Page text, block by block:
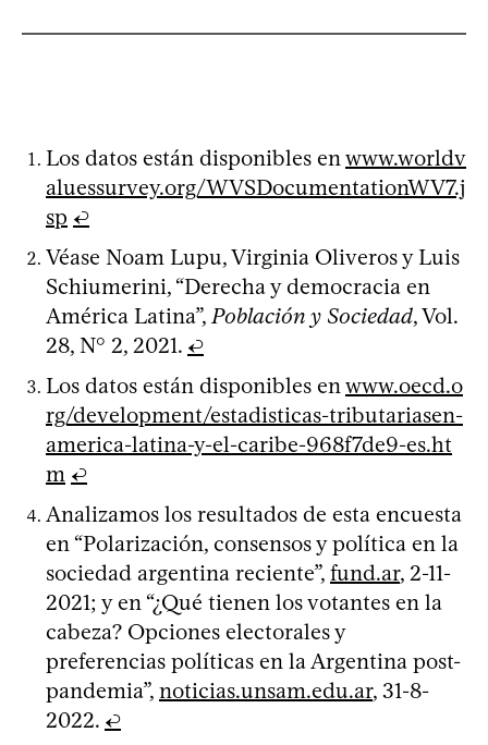
Los datos están disponibles enwww.worldv
aluessurvey.org/WVSDocumentationWV7.j
sp ↩
Véase Noam Lupu, Virginia Oliveros y Luis
Schiumerini, “Derecha y democracia en
América Latina”,Población y Sociedad, Vol.
28, N° 2, 2021. ↩
Los datos están disponibles enwww.oecd.o
rg/development/estadisticas-tributariasen-
america-latina-y-el-caribe-968f7de9-es.ht
m ↩
Analizamos los resultados de esta encuesta
en “Polarización, consensos y política en la
sociedad argentina reciente”, fund.ar, 2-11-
2021; y en “¿Qué tienen los votantes en la
cabeza? Opciones electorales y
preferencias políticas en la Argentina post-
pandemia”, noticias.unsam.edu.ar, 31-8-
2022. ↩